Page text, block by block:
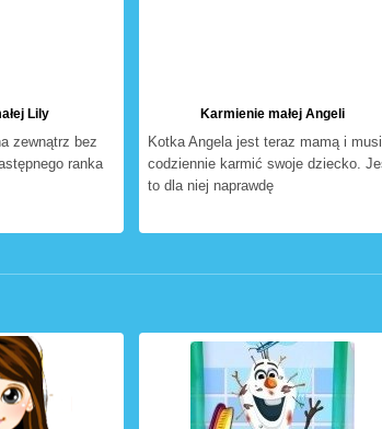
Lily
zewnątrz bez
ranka
Karmienie małej Angeli
Kotka Angela jest teraz mamą i musi
codziennie karmić swoje dziecko.
to dla niej naprawdę